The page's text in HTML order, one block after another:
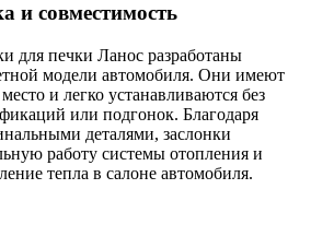
и совместимость
для печки Ланос разработаны
модели автомобиля. Они имеют
и легко устанавливаются без
или подгонок. Благодаря
деталями, заслонки
работу системы отопления и
тепла в салоне автомобиля.